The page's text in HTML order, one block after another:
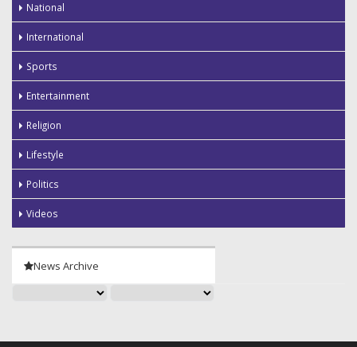
National
International
Sports
Entertainment
Religion
Lifestyle
Politics
Videos
News Archive